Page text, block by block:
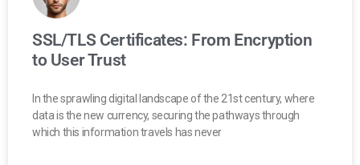
SSL/TLS Certificates: From Encryption
to User Trust
In the sprawling digital landscape of the 21st century, where
data is the new currency, securing the pathways through
which this information travels has never